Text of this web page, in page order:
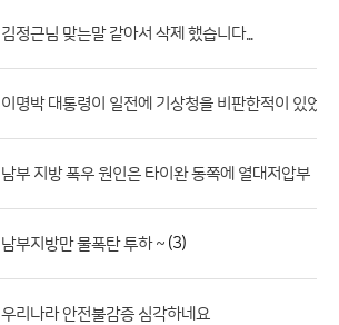
김정근님 맞는말 같아서 삭제 했습니다...
이명박 대통령이 일전에 기상청을 비판한적이 있었
남부 지방 폭우 원인은 타이완 동쪽에 열대저압부
남부지방만 물폭탄 투하 ~ (3)
우리나라 안전불감증 심각하네요